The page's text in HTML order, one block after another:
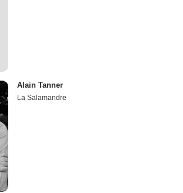
Alain Tanner
La Salamandre